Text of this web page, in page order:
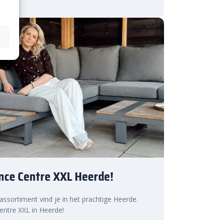
Centre XXL Heerde!
vind je in het prachtige Heerde.
XXL in Heerde!